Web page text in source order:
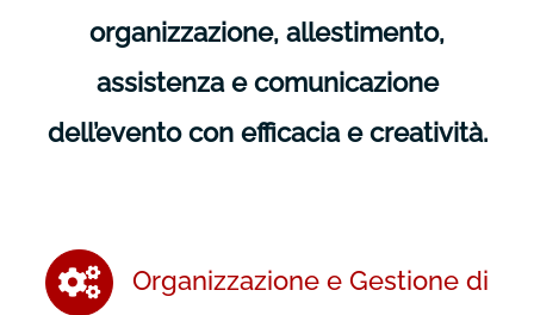
organizzazione, allestimento,
assistenza e comunicazione
dell’evento con efficacia e creatività.
Organizzazione e Gestione di